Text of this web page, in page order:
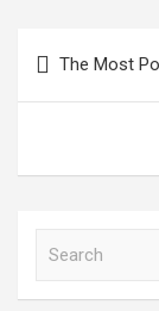
navigation
The Most